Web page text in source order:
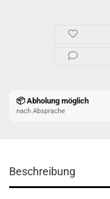
📦 Abholung möglich
nach Absprache
Beschreibung